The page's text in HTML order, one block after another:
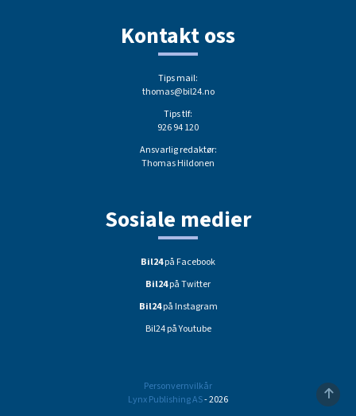
Kontakt oss
Tips mail:
thomas@bil24.no
Tips tlf:
926 94 120
Ansvarlig redaktør:
Thomas Hildonen
Sosiale medier
Bil24på Facebook
Bil24på Twitter
Bil24på Instagram
Bil24 på Youtube
Personvernvilkår
Lynx Publishing AS- 2026